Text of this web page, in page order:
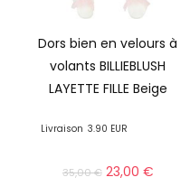
Dors bien en velours à
volants BILLIEBLUSH
LAYETTE FILLE Beige
Livraison 3.90 EUR
35,00€ 23,00 €